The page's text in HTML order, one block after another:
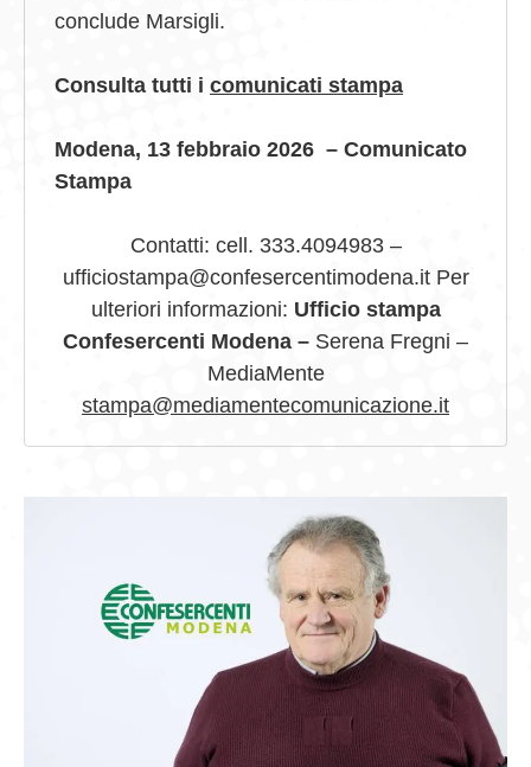
conclude Marsigli.
Consulta tutti i comunicati stampa
Modena, 13 febbraio 2026 – Comunicato
Stampa
Contatti: cell. 333.4094983 –
ufficiostampa@confesercentimodena.it Per
ulteriori informazioni: Ufficio stampa
Confesercenti Modena – Serena Fregni –
MediaMente
stampa@mediamentecomunicazione.it